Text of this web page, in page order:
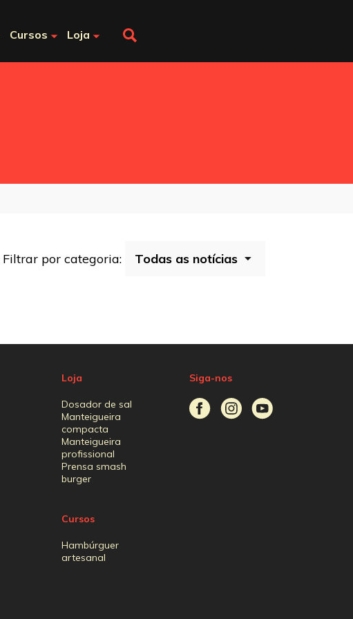
Cursos Loja
Filtrar por categoria:
Loja
Dosador de sal
Manteigueira
compacta
Manteigueira
profissional
Prensa smash
burger
Cursos
Hambúrguer
artesanal
Siga-nos